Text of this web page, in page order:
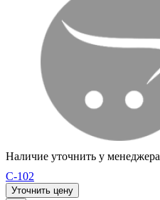
Наличие уточнить у менеджера
C-102
Уточнить цену